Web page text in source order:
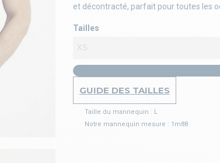
et décontracté, parfait pour toutes les
Tailles
GUIDE DES TAILLES
Taille du mannequin : L
Notre mannequin mesure : 1m88